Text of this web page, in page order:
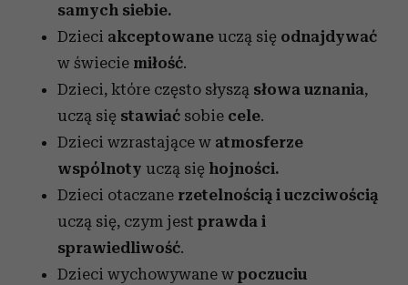
samych siebie.
Dzieci akceptowane uczą się odnajdywać
w świecie miłość.
Dzieci, które często słyszą słowa uznania,
uczą się stawiać sobie cele.
Dzieci wzrastające w atmosferze
wspólnoty uczą się hojności.
Dzieci otaczane rzetelnością i uczciwością
uczą się, czym jest prawda i
sprawiedliwość.
Dzieci wychowywane w poczuciu